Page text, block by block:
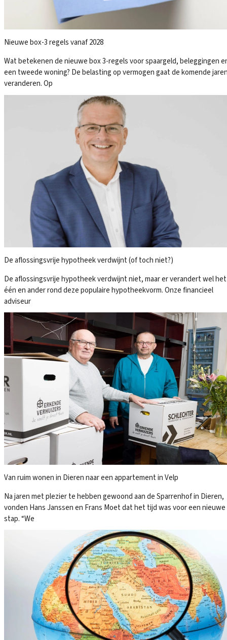
Nieuwe box-3 regels vanaf 2028
Wat betekenen de nieuwe box 3-regels voor spaargeld, beleggingen
een tweede woning? De belasting op vermogen gaat de komende
veranderen. Op
De aflossingsvrije hypotheek verdwijnt (of toch niet?)
De aflossingsvrije hypotheek verdwijnt niet, maar er verandert wel het
één en ander rond deze populaire hypotheekvorm. Onze financieel
adviseur
Van ruim wonen in Dieren naar een appartement in Velp
Na jaren met plezier te hebben gewoond aan de Sparrenhof in Dieren,
vonden Hans Janssen en Frans Moet dat het tijd was voor een nieuwe
stap. “We